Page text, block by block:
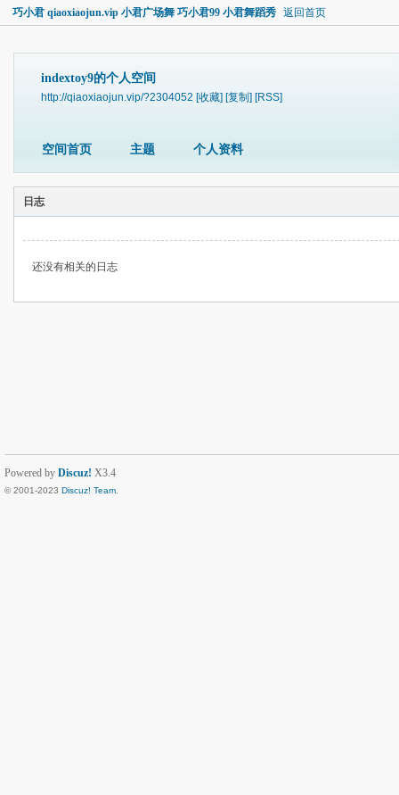
巧小君 qiaoxiaojun.vip 小君广场舞 巧小君99 小君舞蹈秀 返回首页
indextoy9的个人空间
http://qiaoxiaojun.vip/?2304052 [收藏] [复制] [RSS]
空间首页 主题 个人资料
日志
还没有相关的日志
Powered by Discuz! X3.4
© 2001-2023 Discuz! Team